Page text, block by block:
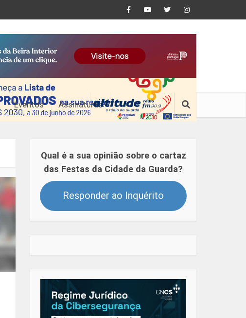
Eventos Assinaturas
Qual é a sua opinião sobre o cartaz
das Festas da Cidade da Guarda?
Responder ao Inquérito